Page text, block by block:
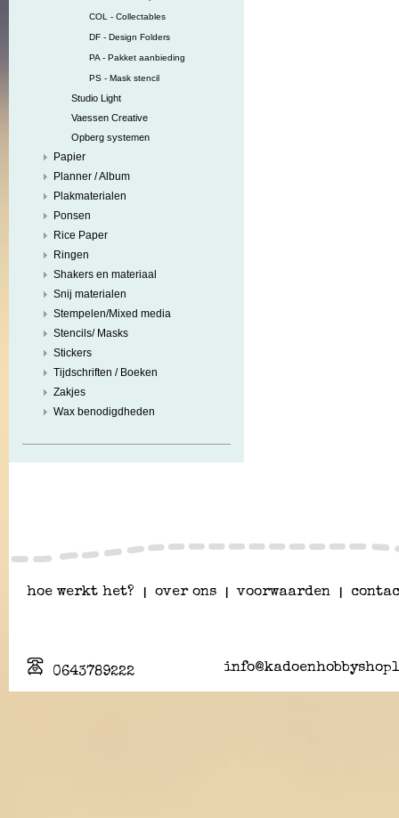
COL - Collectables
DF - Design Folders
PA - Pakket aanbieding
PS - Mask stencil
Studio Light
Vaessen Creative
Opberg systemen
Papier
Planner / Album
Plakmaterialen
Ponsen
Rice Paper
Ringen
Shakers en materiaal
Snij materialen
Stempelen/Mixed media
Stencils/ Masks
Stickers
Tijdschriften / Boeken
Zakjes
Wax benodigdheden
hoe werkt het? over ons voorwaarden
0643789222